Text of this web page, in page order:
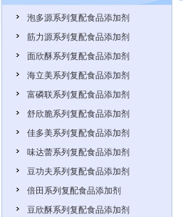
泡多源系列复配食品添加剂
筋力源系列复配食品添加剂
面欣酥系列复配食品添加剂
海立美系列复配食品添加剂
富磷联系列复配食品添加剂
舒欣脆系列复配食品添加剂
佳多美系列复配食品添加剂
味达蕾系列复配食品添加剂
豆功夫系列复配食品添加剂
倍田系列复配食品添加剂
豆欣酥系列复配食品添加剂